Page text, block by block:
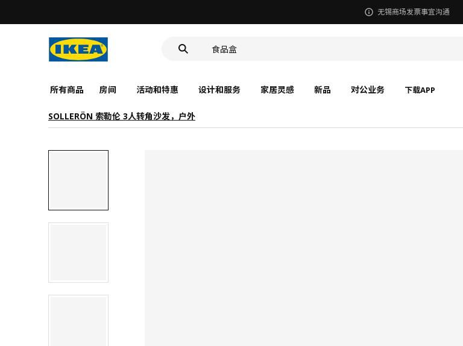
无锡商场发票事宜沟通
食品盒
所有商品 房间 活动和特惠 设计和服务 家居灵感 新品 对公业务 下载APP
SOLLERÖN 索勒伦 3人转角沙发，户外